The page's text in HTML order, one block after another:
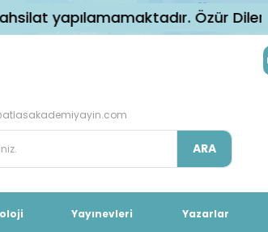
yapılamamaktadır. Özür Dileriz
ARA
Yayınevleri Yazarlar